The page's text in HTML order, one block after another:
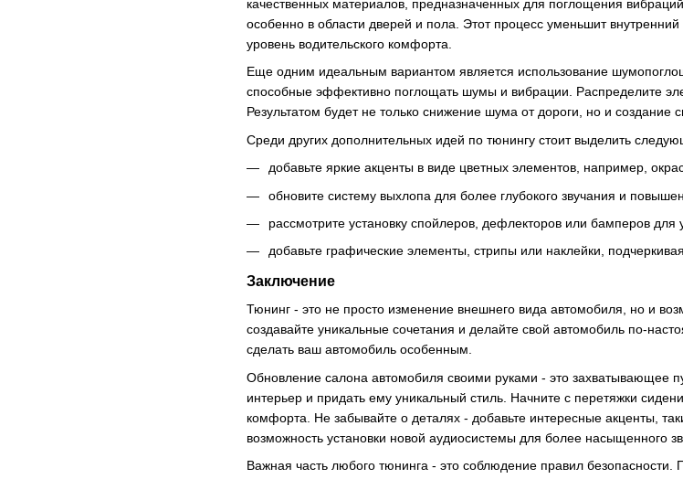
качественных материалов, предназначенных для поглощения
особенно в области дверей и пола. Этот процесс уменьшит
уровень водительского комфорта.
Еще одним идеальным вариантом является использование
способные эффективно поглощать шумы и вибрации. Распределите
Результатом будет не только снижение шума от дороги, но и
Среди других дополнительных идей по тюнингу стоит выделить
добавьте яркие акценты в виде цветных элементов, например,
обновите систему выхлопа для более глубокого звучания и
рассмотрите установку спойлеров, дефлекторов или бамперов
добавьте графические элементы, стрипы или наклейки,
Заключение
Тюнинг - это не просто изменение внешнего вида автомобиля, но и
создавайте уникальные сочетания и делайте свой автомобиль по-
сделать ваш автомобиль особенным.
Обновление салона автомобиля своими руками - это захватывающее
интерьер и придать ему уникальный стиль. Начните с перетяжки
комфорта. Не забывайте о деталях - добавьте интересные акценты,
возможность установки новой аудиосистемы для более насыщенного
Важная часть любого тюнинга - это соблюдение правил